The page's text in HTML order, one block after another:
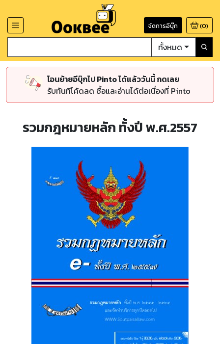
จัดการอีบุ๊ก (0)
ทั้งหมด
โอนย้ายอีบุ๊กไป Pinto ได้แล้ววันนี้ กดเลย
รับทันทีโค้ดลด ซื้อและอ่านได้ต่อเนื่องที่ Pinto
รวมกฎหมายหลัก ทั้งปี พ.ศ.2557